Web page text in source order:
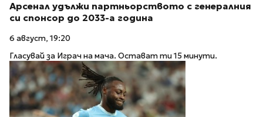
Арсенал удължи партньорството с генералния
си спонсор до 2033-а година
6 август, 19:20
Гласувай за Играч на мача. Остават ти 15 минути.